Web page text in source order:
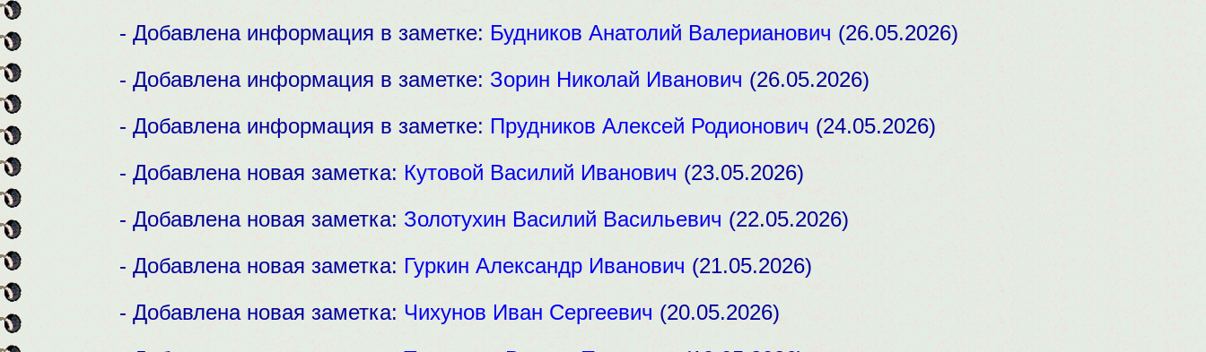
- Добавлена информация в заметке: Будников Анатолий Валерианович (26.05.2026)
- Добавлена информация в заметке: Зорин Николай Иванович (26.05.2026)
- Добавлена информация в заметке: Прудников Алексей Родионович (24.05.2026)
- Добавлена новая заметка: Кутовой Василий Иванович (23.05.2026)
- Добавлена новая заметка: Золотухин Василий Васильевич (22.05.2026)
- Добавлена новая заметка: Гуркин Александр Иванович (21.05.2026)
- Добавлена новая заметка: Чихунов Иван Сергеевич (20.05.2026)